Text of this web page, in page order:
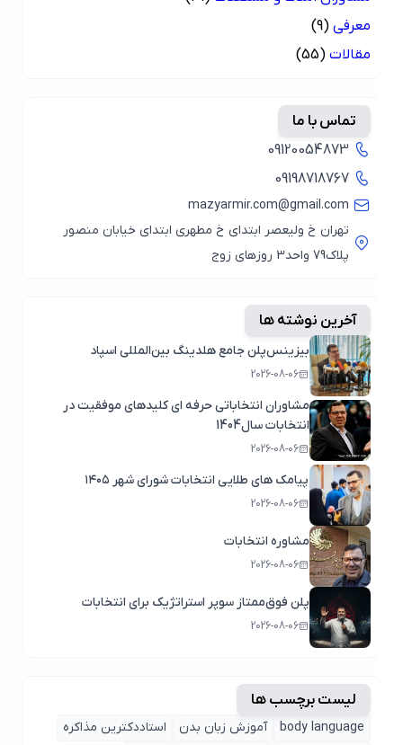
معرفی (9)
مقالات (55)
تماس با ما
09120054873
09198718767
mazyarmir.com@gmail.com
تهران خ ولیعصر ابتدای خ مطهری ابتدای خیابان منصور
آخرین نوشته ها
بیزینس‌پلن جامع هلدینگ بین‌المللی اسپاد
2026-08-06
مشاوران انتخاباتی حرفه ای کلیدهای موفقیت در
انتخابات سال1404
2026-08-06
پیامک های طلایی انتخابات شورای شهر ۱۴۰۵
2026-08-06
مشاوره انتخابات
2026-08-06
پلن فوق‌ممتاز سوپر استراتژیک برای انتخابات
2026-08-06
لیست برچسب ها
body language آموزش زبان بدن
استاددکترین مذاکره